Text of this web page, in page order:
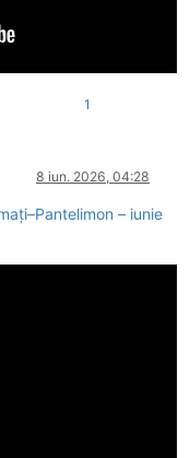
1
8 iun. 2026, 04:28
– iunie